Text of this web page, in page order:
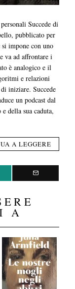
Succede di
pubblicato per
impone con uno
va ad affrontare i
è analogico e il
e relazioni
iniziare. Succede
un podcast dal
della sua caduta,
A LEGGERE
A